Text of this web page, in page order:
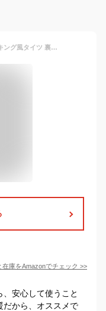
[AOIIWER] タイツ レディース ストッキング風タイツ 裏起毛 秋冬 強い伸縮性 耐久性 柔らか温か 極暖 インナー あったか 厚手 防寒 無地 肌色 美脚 着圧タイツ (肌色(10℃~25℃に対応))
在庫をAmazonでチェック >>
安心して使うこと
だから、オススメで